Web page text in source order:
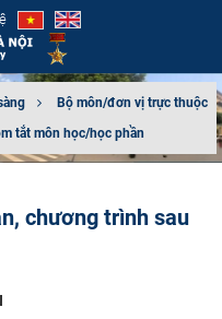
Bộ môn/đơn vị trực thuộc
tắt môn học/học phần
chương trình sau